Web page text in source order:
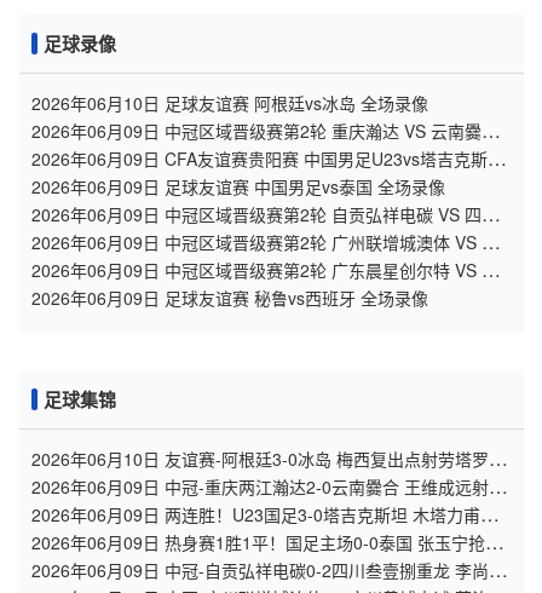
足球录像
2026年06月10日 足球友谊赛 阿根廷vs冰岛 全场录像
2026年06月09日 中冠区域晋级赛第2轮 重庆瀚达 VS 云南爨合
全场录像
2026年06月09日 CFA友谊赛贵阳赛 中国男足U23vs塔吉克斯坦
U23 全场录像
2026年06月09日 足球友谊赛 中国男足vs泰国 全场录像
2026年06月09日 中冠区域晋级赛第2轮 自贡弘祥电碳 VS 四川
叁壹捌重龙 全场录像
2026年06月09日 中冠区域晋级赛第2轮 广州联增城澳体 VS 广
州黄埔志诚 全场录像
2026年06月09日 中冠区域晋级赛第2轮 广东晨星创尔特 VS 泰
州早茶黑马 全场录像
2026年06月09日 足球友谊赛 秘鲁vs西班牙 全场录像
足球集锦
2026年06月10日 友谊赛-阿根廷3-0冰岛 梅西复出点射劳塔罗造
点+中柱阿尔马达破门
2026年06月09日 中冠-重庆两江瀚达2-0云南爨合 王维成远射建
功
2026年06月09日 两连胜！U23国足3-0塔吉克斯坦 木塔力甫闪
击+造点向余望点射
2026年06月09日 热身赛1胜1平！国足主场0-0泰国 张玉宁抢点
中柱国足24脚射门未果
2026年06月09日 中冠-自贡弘祥电碳0-2四川叁壹捌重龙 李尚